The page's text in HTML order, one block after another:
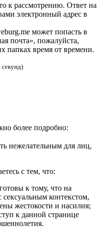
к рассмотрению. Ответ на
электронный адрес в
может попасть в
почта», пожалуйста,
папках время от времени.
секунд)
более подробно:
нежелательным для лиц,
с тем, что:
к тому, что на
сексуальным контекстом,
жестокости и насилия;
к данной странице